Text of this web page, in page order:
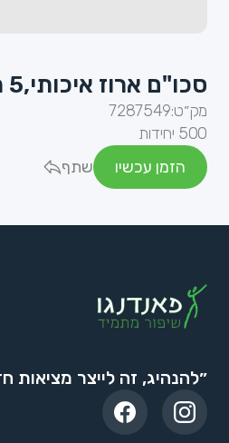
סכו"ם ארוז איכותי,5 חלקים-שחור.
מק״ט:7287549
500 יחידות
הזמן עכשיו
שתף
״להנהיג, זה לייצר